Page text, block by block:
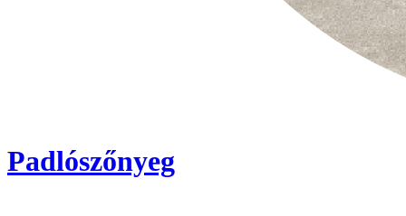
Padlószőnyeg